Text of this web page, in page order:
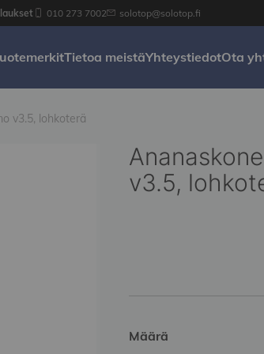
010 273 7002 solotop@solotop.fi
Tietoa meistäYhteystiedotOta
v3.5, lohkoterä
v3.5,
Määrä